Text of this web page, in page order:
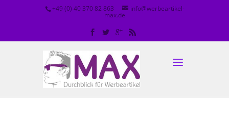
+49 (0) 40 370 82 863 info@werbeartikel-
max.de